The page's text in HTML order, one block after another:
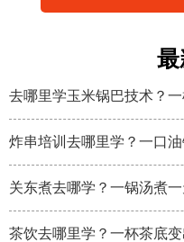
去哪里学玉米锅巴技术？
炸串培训去哪里学？一口
关东煮去哪学？一锅汤煮
茶饮去哪里学？一杯茶底